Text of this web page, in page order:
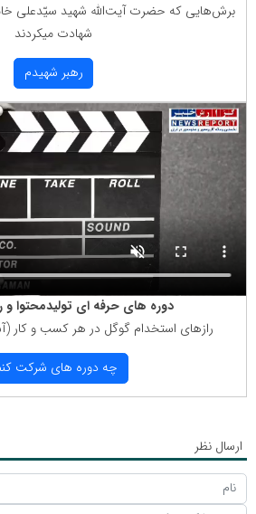
برش‌هایی كه حضرت آیت‌الله شهید سیّدعلی
شهادت میكردند
رهبر شهیدم
دوره های حرفه ای تولیدمحتوا
رازهای استخدام گوگل در هر كسب و كار
چه دوره های شركت
ارسال نظر